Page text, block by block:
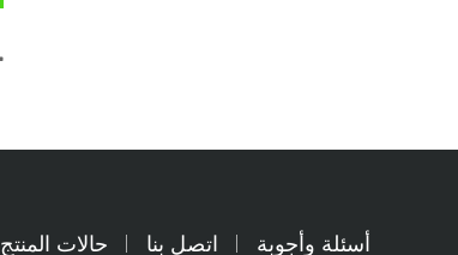
حالات المنتج اتصل بنا أسئلة وأجوبة